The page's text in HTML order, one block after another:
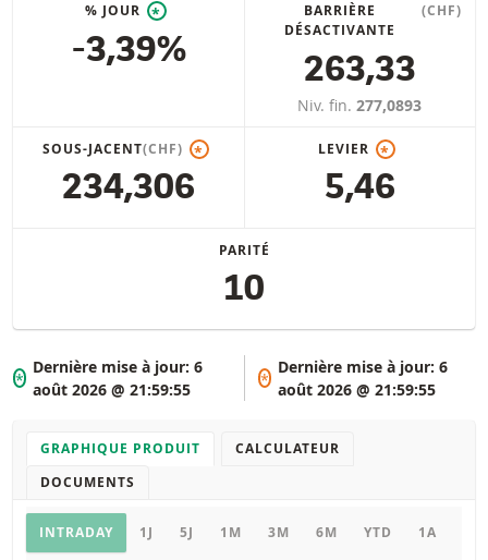
% JOUR *
-3,39%
BARRIÈRE
DÉSACTIVANTE
(CHF)
263,33
Niv. fin. 277,0893
SOUS-JACENT(CHF) *
234,306
LEVIER *
5,46
PARITÉ
10
*
Dernière mise à jour:6
août 2026 @ 21:59:55
*
Dernière mise à jour: 6
août 2026 @ 21:59:55
GRAPHIQUE PRODUIT
CALCULATEUR
DOCUMENTS
Graphique
INTRADAY 1J 5J 1M 3M 6M YTD 1A